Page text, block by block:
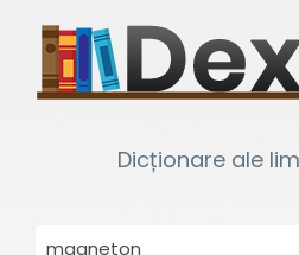
Dicționare ale